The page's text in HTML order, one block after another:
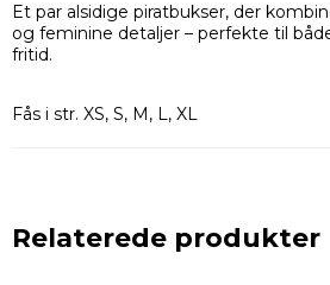
Et par alsidige piratbukser, der
og feminine detaljer – perfekte til
fritid.
Fås i str. XS, S, M, L, XL
Relaterede produkter